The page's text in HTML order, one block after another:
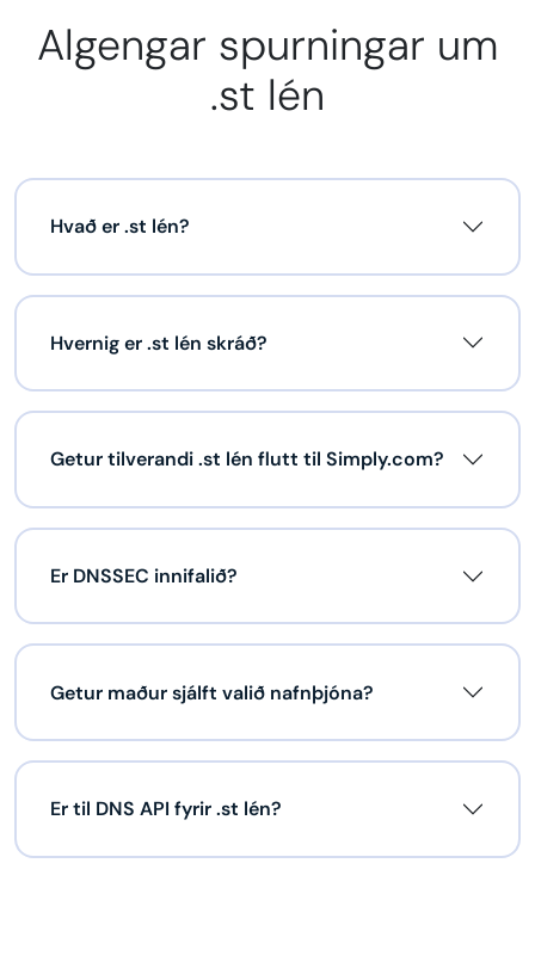
Algengar spurningar um
.st lén
Hvað er .st lén?
Hvernig er .st lén skráð?
Getur tilverandi .st lén flutt til Simply.com?
Er DNSSEC innifalið?
Getur maður sjálft valið nafnþjóna?
Er til DNS API fyrir .st lén?